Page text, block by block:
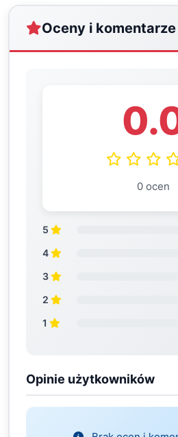
Oceny i komentarze
0 ocen
5
4
3
2
1
Opinie użytkowników